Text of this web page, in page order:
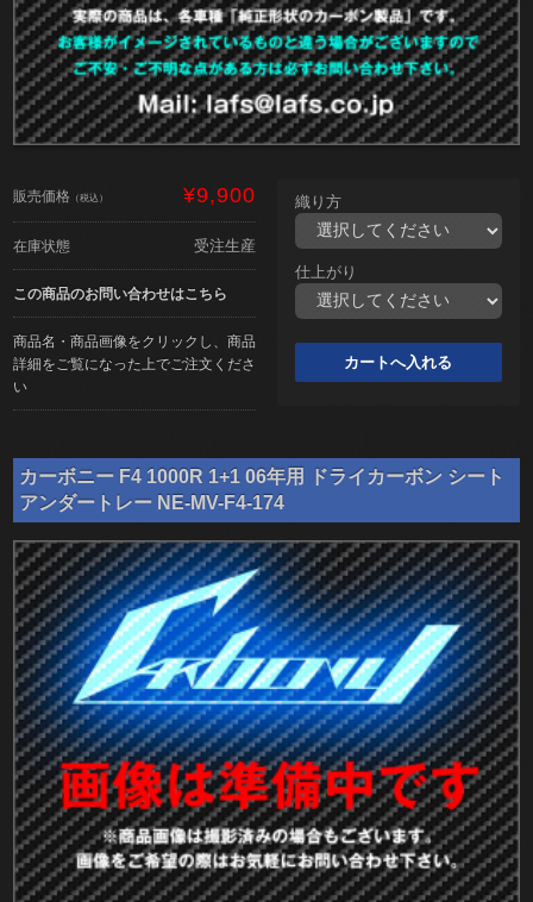
販売価格 （税込） ¥9,900
在庫状態 受注生産
この商品のお問い合わせはこちら
商品名・商品画像をクリックし、商品
詳細をご覧になった上でご注文くださ
い
織り方
仕上がり
カーボニー F4 1000R 1+1 06年用 ドライカーボン シート
アンダートレー NE-MV-F4-174